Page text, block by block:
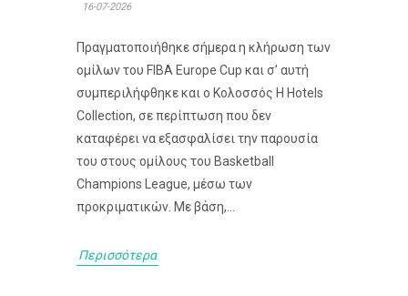
16-07-2026
Πραγματοποιήθηκε σήμερα η κλήρωση των
ομίλων του FIBA Europe Cup και σ’ αυτή
συμπεριλήφθηκε και ο Κολοσσός H Hotels
Collection, σε περίπτωση που δεν
καταφέρει να εξασφαλίσει την παρουσία
του στους ομίλους του Basketball
Champions League, μέσω των
προκριματικών. Με βάση,...
Περισσότερα